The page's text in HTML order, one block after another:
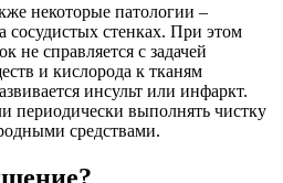
некоторые патологии –
сосудистых стенках. При этом
не справляется с задачей
и кислорода к тканям
инсульт или инфаркт.
периодически выполнять чистку
средствами.